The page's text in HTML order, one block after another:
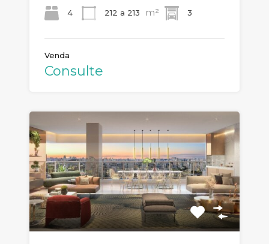
4
212 a 213
m²
3
Venda
Consulte